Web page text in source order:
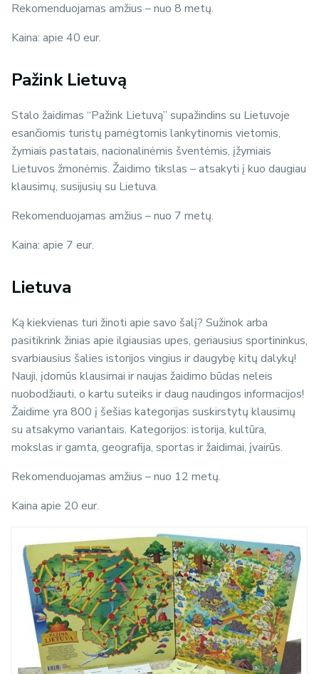
Rekomenduojamas amžius – nuo 8 metų.
Kaina: apie 40 eur.
Pažink Lietuvą
Stalo žaidimas “Pažink Lietuvą” supažindins su Lietuvoje
esančiomis turistų pamėgtomis lankytinomis vietomis,
žymiais pastatais, nacionalinėmis šventėmis, įžymiais
Lietuvos žmonėmis. Žaidimo tikslas – atsakyti į kuo daugiau
klausimų, susijusių su Lietuva.
Rekomenduojamas amžius – nuo 7 metų.
Kaina: apie 7 eur.
Lietuva
Ką kiekvienas turi žinoti apie savo šalį? Sužinok arba
pasitikrink žinias apie ilgiausias upes, geriausius sportininkus,
svarbiausius šalies istorijos vingius ir daugybę kitų dalykų!
Nauji, įdomūs klausimai ir naujas žaidimo būdas neleis
nuobodžiauti, o kartu suteiks ir daug naudingos informacijos!
Žaidime yra 800 į šešias kategorijas suskirstytų klausimų
su atsakymo variantais. Kategorijos: istorija, kultūra,
mokslas ir gamta, geografija, sportas ir žaidimai, įvairūs.
Rekomenduojamas amžius – nuo 12 metų.
Kaina apie 20 eur.